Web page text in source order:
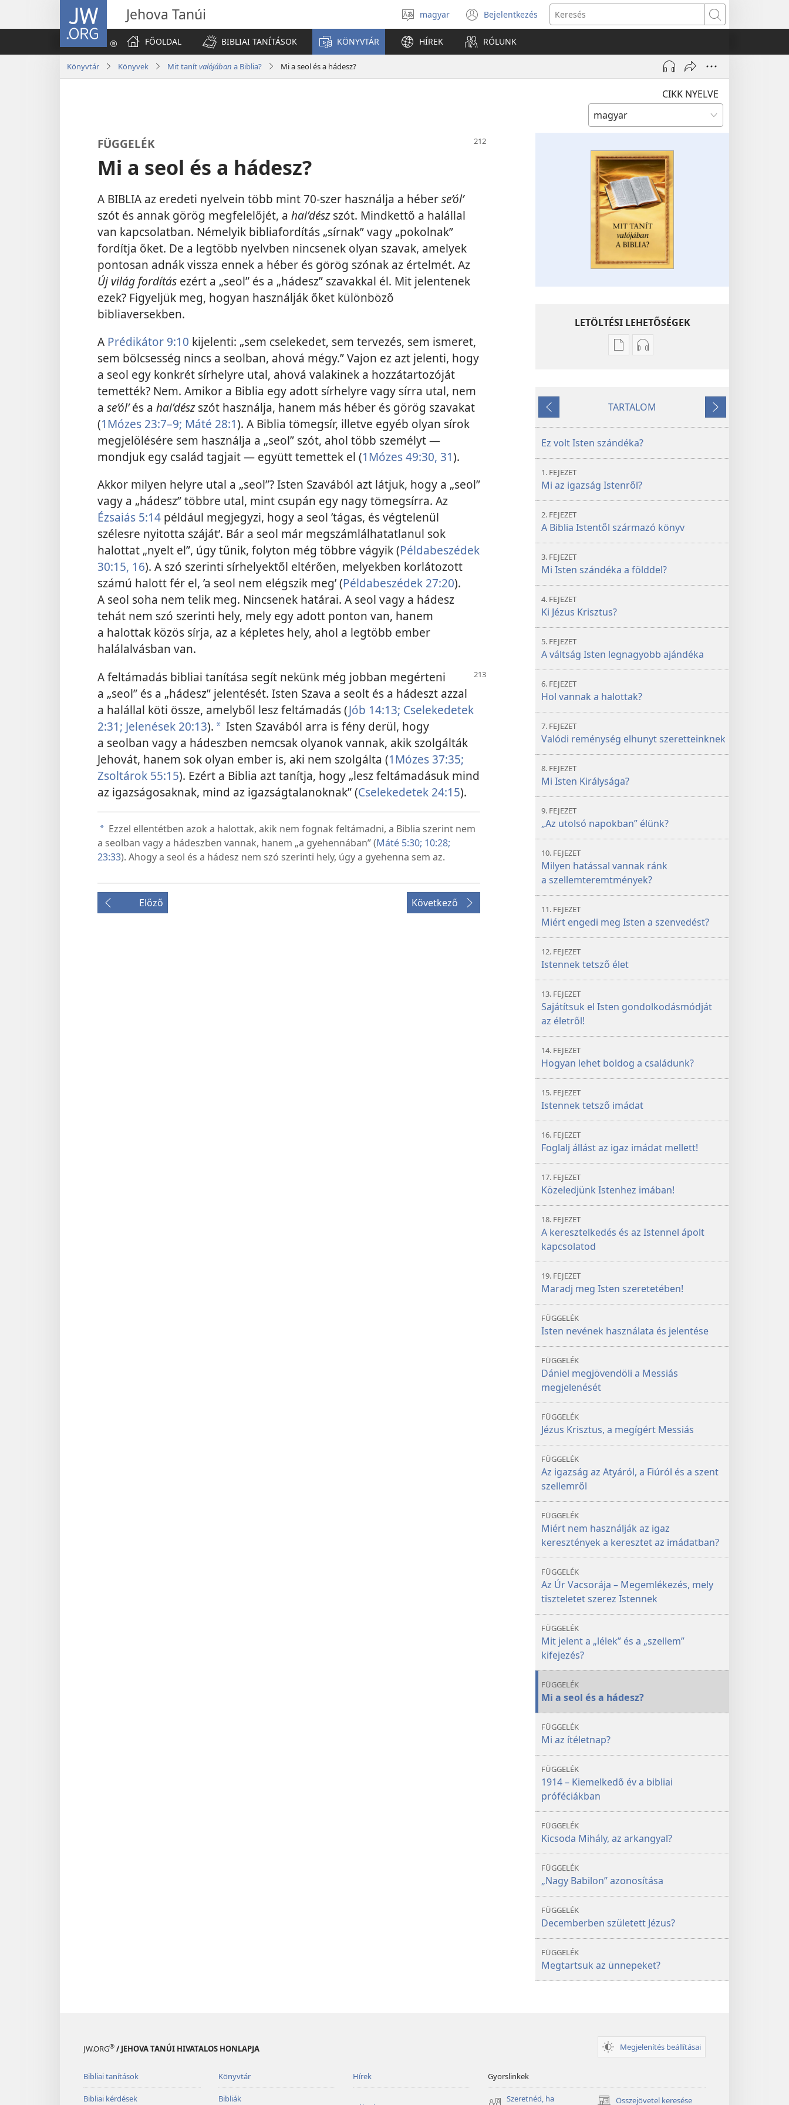
JW.ORG Jehova Tanúi
Válassz
nyelvet
magyar Bejelentkezés
(opens
new
window)
Keresés
FŐOLDAL
BIBLIAI TANÍTÁSOK KÖNYVTÁR HÍREK RÓLUNK
Könyvtár Könyvek Mit tanítvalójában a Biblia? Mi a seol és a hádesz?
CIKK NYELVE
FÜGGELÉK
Mi a seol és a hádesz?
A BIBLIA az eredeti nyelvein több mint 70-szer használja a héberse’ólʹ
szót és annak görög megfelelőjét, a haiʹdészszót. Mindkettő a halállal
van kapcsolatban. Némelyik bibliafordítás „sírnak” vagy „pokolnak”
fordítja őket. De a legtöbb nyelvben nincsenek olyan szavak, amelyek
pontosan adnák vissza ennek a héber és görög szónak az értelmét. Az
Új világ fordítás ezért a „seol” és a „hádesz” szavakkal él. Mit jelentenek
ezek? Figyeljük meg, hogyan használják őket különböző
bibliaversekben.
A Prédikátor 9:10 kijelenti: „sem cselekedet, sem tervezés, sem ismeret,
sem bölcsesség nincs a seolban, ahová mégy.” Vajon ez azt jelenti, hogy
a seol egy konkrét sírhelyre utal, ahová valakinek a hozzátartozóját
temették? Nem. Amikor a Biblia egy adott sírhelyre vagy sírra utal, nem
a se’ólʹés a haiʹdészszót használja, hanem más héber és görög szavakat
(1Mózes 23:7–9; Máté 28:1). A Biblia tömegsír, illetve egyéb olyan sírok
megjelölésére sem használja a „seol” szót, ahol több személyt —
mondjuk egy család tagjait — együtt temettek el (1Mózes 49:30, 31).
Akkor milyen helyre utal a „seol”? Isten Szavából azt látjuk, hogy a „seol”
vagy a „hádesz” többre utal, mint csupán egy nagy tömegsírra. Az
Ézsaiás 5:14 például megjegyzi, hogy a seol ’tágas, és végtelenül
szélesre nyitotta száját’. Bár a seol már megszámlálhatatlanul sok
halottat „nyelt el”, úgy tűnik, folyton még többre vágyik (Példabeszédek
30:15, 16). A szó szerinti sírhelyektől eltérően, melyekben korlátozott
számú halott fér el, ’a seol nem elégszik meg’ (Példabeszédek 27:20).
A seol soha nem telik meg. Nincsenek határai. A seol vagy a hádesz
tehát nem szó szerinti hely, mely egy adott ponton van, hanem
a halottak közös sírja, az a képletes hely, ahol a legtöbb ember
halálalvásban van.
A feltámadás bibliai tanítása segít nekünk még jobban megérteni
a „seol” és a „hádesz” jelentését. Isten Szava a seolt és a hádeszt azzal
a halállal köti össze, amelyből lesz feltámadás (Jób 14:13; Cselekedetek
2:31; Jelenések 20:13). a Isten Szavából arra is fény derül, hogy
a seolban vagy a hádeszben nemcsak olyanok vannak, akik szolgálták
Jehovát, hanem sok olyan ember is, aki nem szolgálta (1Mózes 37:35;
Zsoltárok 55:15). Ezért a Biblia azt tanítja, hogy „lesz feltámadásuk mind
az igazságosaknak, mind az igazságtalanoknak” (Cselekedetek 24:15).
a Ezzel ellentétben azok a halottak, akik nem fognak feltámadni, a Biblia szerint nem
a seolban vagy a hádeszben vannak, hanem „a gyehennában” (Máté 5:30; 10:28;
23:33). Ahogy a seol és a hádesz nem szó szerinti hely, úgy a gyehenna sem az.
Előző Következő
LETÖLTÉSI LEHETŐSÉGEK
Kiadványok
tanít
a Biblia?
Hangfelvételek
tanít
a Biblia?
Előző
TARTALOM
Következő
Ez volt Isten szándéka?
1. FEJEZET
Mi az igazság Istenről?
2. FEJEZET
A Biblia Istentől származó könyv
3. FEJEZET
Mi Isten szándéka a földdel?
4. FEJEZET
Ki Jézus Krisztus?
5. FEJEZET
A váltság Isten legnagyobb ajándéka
6. FEJEZET
Hol vannak a halottak?
7. FEJEZET
Valódi reménység elhunyt szeretteinknek
8. FEJEZET
Mi Isten Királysága?
9. FEJEZET
„Az utolsó napokban” élünk?
10. FEJEZET
Milyen hatással vannak ránk
a szellemteremtmények?
11. FEJEZET
Miért engedi meg Isten a szenvedést?
12. FEJEZET
Istennek tetsző élet
13. FEJEZET
Sajátítsuk el Isten gondolkodásmódját
az életről!
14. FEJEZET
Hogyan lehet boldog a családunk?
15. FEJEZET
Istennek tetsző imádat
16. FEJEZET
Foglalj állást az igaz imádat mellett!
17. FEJEZET
Közeledjünk Istenhez imában!
18. FEJEZET
A keresztelkedés és az Istennel ápolt
kapcsolatod
19. FEJEZET
Maradj meg Isten szeretetében!
FÜGGELÉK
Isten nevének használata és jelentése
FÜGGELÉK
Dániel megjövendöli a Messiás
megjelenését
FÜGGELÉK
Jézus Krisztus, a megígért Messiás
FÜGGELÉK
Az igazság az Atyáról, a Fiúról és a szent
szellemről
FÜGGELÉK
Miért nem használják az igaz
keresztények a keresztet az imádatban?
FÜGGELÉK
Az Úr Vacsorája – Megemlékezés, mely
tiszteletet szerez Istennek
FÜGGELÉK
Mit jelent a „lélek” és a „szellem”
kifejezés?
FÜGGELÉK
Mi a seol és a hádesz?
FÜGGELÉK
Mi az ítéletnap?
FÜGGELÉK
1914 – Kiemelkedő év a bibliai
próféciákban
FÜGGELÉK
Kicsoda Mihály, az arkangyal?
FÜGGELÉK
„Nagy Babilon” azonosítása
FÜGGELÉK
Decemberben született Jézus?
FÜGGELÉK
Megtartsuk az ünnepeket?
JW.ORG® / JEHOVA TANÚI HIVATALOS HONLAPJA Megjelenítés beállításai
Bibliai tanítások
Bibliai kérdések
Könyvtár
Bibliák
Hírek Gyorslinkek
Szeretnéd, ha
Összejövetel keresése